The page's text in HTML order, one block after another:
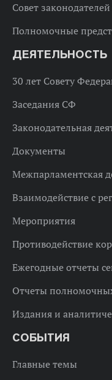
Совет
Полномочные
ДЕЯТЕЛЬНОСТЬ
30 лет Совету
Заседания СФ
Законодательная
Документы
Межпарламентская
Взаимодействие с
Мероприятия
Противодействие
Ежегодные отчеты
Отчеты
Издания и
СОБЫТИЯ
Главные темы